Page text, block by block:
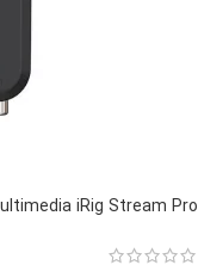
iRig Stream Pro